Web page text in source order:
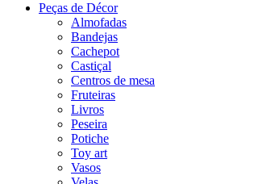
Peças de Décor
Almofadas
Bandejas
Cachepot
Castiçal
Centros de mesa
Fruteiras
Livros
Peseira
Potiche
Toy art
Vasos